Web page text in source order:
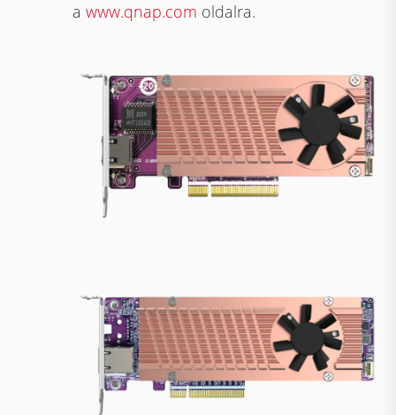
awww.qnap.com oldalra.